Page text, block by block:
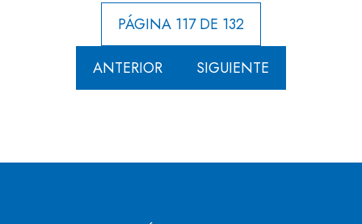
PÁGINA 117 DE 132
ANTERIOR SIGUIENTE